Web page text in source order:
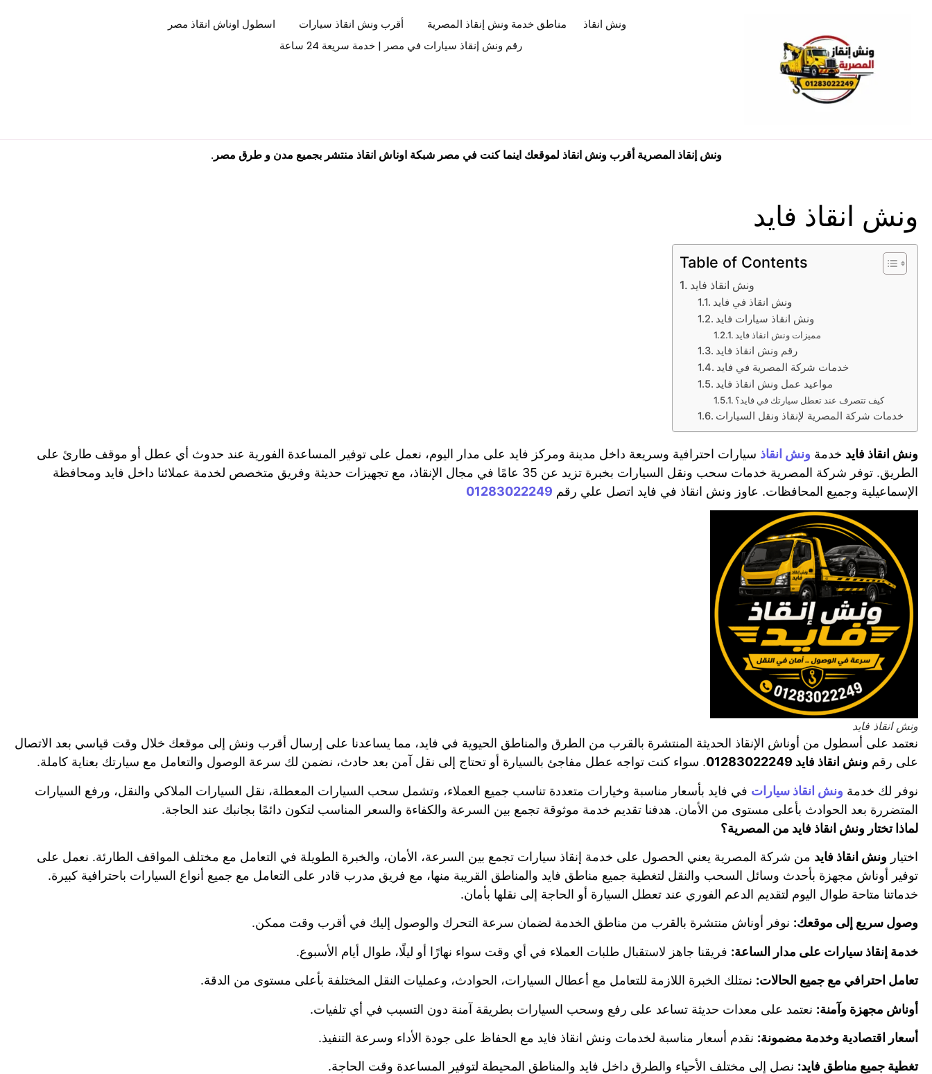
ونش انقاذ مناطق خدمة ونش إنقاذ المصرية أقرب ونش انقاذ سيارات
اسطول اوناش انقاذ مصر
رقم ونش إنقاذ سيارات في مصر | خدمة سريعة 24 ساعة
ونش إنقاذ المصرية أقرب ونش انقاذ لموقعك اينما كنت في مصر شبكة اوناش انقاذ منتشر بجميع مدن و طرق مصر.
ونش انقاذ فايد
Table of Contents
ونش انقاذ فايد
ونش انقاذ في فايد
ونش انقاذ سيارات فايد
مميزات ونش انقاذ فايد
رقم ونش انقاذ فايد
خدمات شركة المصرية في فايد
مواعيد عمل ونش انقاذ فايد
كيف تتصرف عند تعطل سيارتك في فايد؟
خدمات شركة المصرية لإنقاذ ونقل السيارات
ونش انقاذ فايد خدمة ونش انقاذ سيارات احترافية وسريعة داخل مدينة ومركز فايد على مدار اليوم، نعمل على توفير المساعدة الفورية عند حدوث أي عطل أو موقف طارئ على
الطريق. توفر شركة المصرية خدمات سحب ونقل السيارات بخبرة تزيد عن 35 عامًا في مجال الإنقاذ، مع تجهيزات حديثة وفريق متخصص لخدمة عملائنا داخل فايد ومحافظة
الإسماعيلية وجميع المحافظات. عاوز ونش انقاذ في فايد اتصل علي رقم 01283022249
ونش انقاذ فايد
نعتمد على أسطول من أوناش الإنقاذ الحديثة المنتشرة بالقرب من الطرق والمناطق الحيوية في فايد، مما يساعدنا على إرسال أقرب ونش إلى موقعك خلال وقت قياسي بعد الاتصال
على رقم ونش انقاذ فايد 01283022249
. سواء كنت تواجه عطل مفاجئ بالسيارة أو تحتاج إلى نقل آمن بعد حادث، نضمن لك سرعة الوصول والتعامل مع سيارتك بعناية كاملة.
نوفر لك خدمة ونش انقاذ سيارات في فايد بأسعار مناسبة وخيارات متعددة تناسب جميع العملاء، وتشمل سحب السيارات المعطلة، نقل السيارات الملاكي والنقل، ورفع السيارات
المتضررة بعد الحوادث بأعلى مستوى من الأمان. هدفنا تقديم خدمة موثوقة تجمع بين السرعة والكفاءة والسعر المناسب لتكون دائمًا بجانبك عند الحاجة.
لماذا تختار ونش انقاذ فايد من المصرية؟
اختيار ونش انقاذ فايد من شركة المصرية يعني الحصول على خدمة إنقاذ سيارات تجمع بين السرعة، الأمان، والخبرة الطويلة في التعامل مع مختلف المواقف الطارئة. نعمل على
توفير أوناش مجهزة بأحدث وسائل السحب والنقل لتغطية جميع مناطق فايد والمناطق القريبة منها، مع فريق مدرب قادر على التعامل مع جميع أنواع السيارات باحترافية كبيرة.
خدماتنا متاحة طوال اليوم لتقديم الدعم الفوري عند تعطل السيارة أو الحاجة إلى نقلها بأمان.
وصول سريع إلى موقعك: نوفر أوناش منتشرة بالقرب من مناطق الخدمة لضمان سرعة التحرك والوصول إليك في أقرب وقت ممكن.
خدمة إنقاذ سيارات على مدار الساعة: فريقنا جاهز لاستقبال طلبات العملاء في أي وقت سواء نهارًا أو ليلًا، طوال أيام الأسبوع.
تعامل احترافي مع جميع الحالات: نمتلك الخبرة اللازمة للتعامل مع أعطال السيارات، الحوادث، وعمليات النقل المختلفة بأعلى مستوى من الدقة.
أوناش مجهزة وآمنة: نعتمد على معدات حديثة تساعد على رفع وسحب السيارات بطريقة آمنة دون التسبب في أي تلفيات.
أسعار اقتصادية وخدمة مضمونة: نقدم أسعار مناسبة لخدمات ونش انقاذ فايد مع الحفاظ على جودة الأداء وسرعة التنفيذ.
تغطية جميع مناطق فايد: نصل إلى مختلف الأحياء والطرق داخل فايد والمناطق المحيطة لتوفير المساعدة وقت الحاجة.